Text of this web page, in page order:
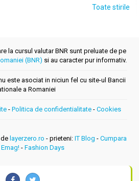
Toate stirile
la cursul valutar BNR sunt preluate de pe
(BNR) si au caracter pur informativ.
este asociat in niciun fel cu site-ul Bancii
a Romaniei
- Politica de confidentialitate - Cookies
layerzero.ro - prieteni: IT Blog - Cumpara
- Fashion Days